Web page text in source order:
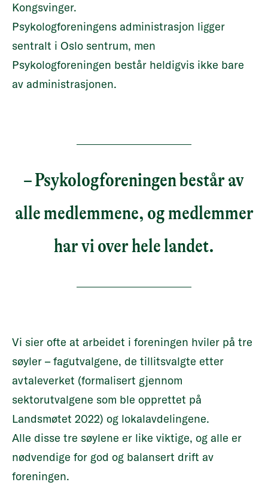
Kongsvinger.
Psykologforeningens administrasjon ligger
sentralt i Oslo sentrum, men
Psykologforeningen består heldigvis ikke bare
av administrasjonen.
– Psykologforeningen består av
alle medlemmene, og medlemmer
har vi over hele landet.
Vi sier ofte at arbeidet i foreningen hviler på tre
søyler – fagutvalgene, de tillitsvalgte etter
avtaleverket (formalisert gjennom
sektorutvalgene som ble opprettet på
Landsmøtet 2022) og lokalavdelingene.
Alle disse tre søylene er like viktige, og alle er
nødvendige for god og balansert drift av
foreningen.